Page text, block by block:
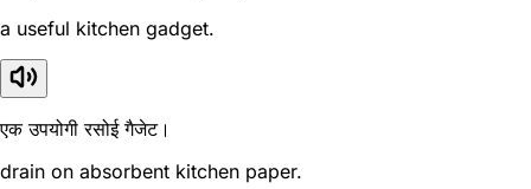
a useful kitchen gadget.
एक उपयोगी रसोई गैजेट।
drain on absorbent kitchen paper.